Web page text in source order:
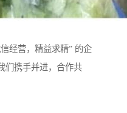
经营，精益求精” 的企
们携手并进，合作共